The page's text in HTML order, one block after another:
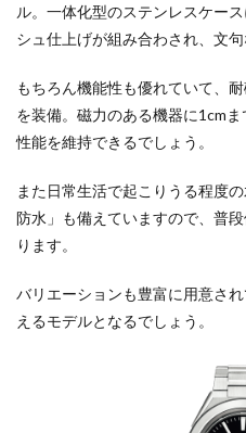
ル。一体化型のステンレスケー
シュ仕上げが組み合わされ、文
もちろん機能性も優れていて、
を装備。磁力のある機器に1cm
性能を維持できるでしょう。
また日常生活で起こりうる程度
防水」も備えていますので、普
ります。
バリエーションも豊富に用意さ
えるモデルとなるでしょう。